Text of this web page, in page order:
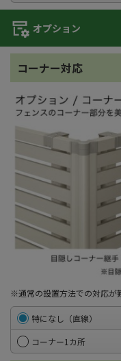
オプション
コーナー対応
※通常の設置方法での対応が
特になし（直線）
コーナー1カ所